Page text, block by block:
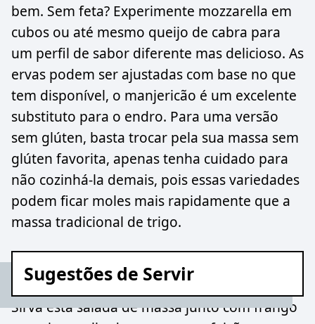
bem. Sem feta? Experimente mozzarella em
cubos ou até mesmo queijo de cabra para
um perfil de sabor diferente mas delicioso. As
ervas podem ser ajustadas com base no que
tem disponível, o manjericão é um excelente
substituto para o endro. Para uma versão
sem glúten, basta trocar pela sua massa sem
glúten favorita, apenas tenha cuidado para
não cozinhá-la demais, pois essas variedades
podem ficar moles mais rapidamente que a
massa tradicional de trigo.
Sugestões de Servir
Sirva esta salada de massa junto com frango